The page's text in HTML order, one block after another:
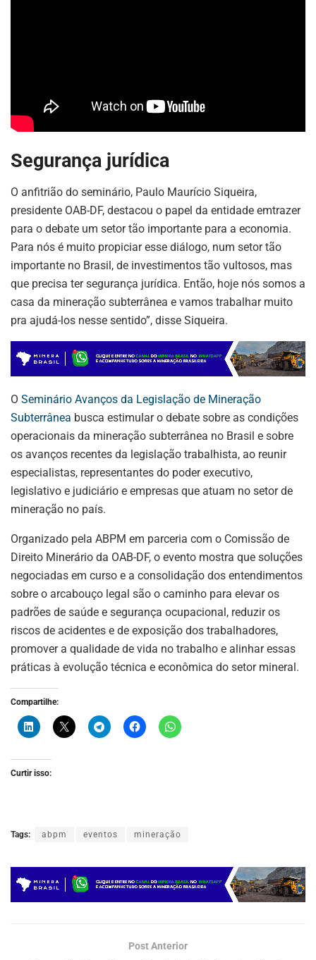
Segurança jurídica
O anfitrião do seminário, Paulo Maurício Siqueira,
presidente OAB-DF, destacou o papel da entidade emtrazer
para o debate um setor tão importante para a economia.
Para nós é muito propiciar esse diálogo, num setor tão
importante no Brasil, de investimentos tão vultosos, mas
que precisa ter segurança jurídica. Então, hoje nós somos a
casa da mineração subterrânea e vamos trabalhar muito
pra ajudá-los nesse sentido”, disse Siqueira.
O Seminário Avanços da Legislação de Mineração
Subterrânea busca estimular o debate sobre as condições
operacionais da mineração subterrânea no Brasil e sobre
os avanços recentes da legislação trabalhista, ao reunir
especialistas, representantes do poder executivo,
legislativo e judiciário e empresas que atuam no setor de
mineração no país.
Organizado pela ABPM em parceria com o Comissão de
Direito Minerário da OAB-DF, o evento mostra que soluções
negociadas em curso e a consolidação dos entendimentos
sobre o arcabouço legal são o caminho para elevar os
padrões de saúde e segurança ocupacional, reduzir os
riscos de acidentes e de exposição dos trabalhadores,
promover a qualidade de vida no trabalho e alinhar essas
práticas à evolução técnica e econômica do setor mineral.
Compartilhe:
Curtir isso:
Tags: abpm eventos mineração
Post Anterior